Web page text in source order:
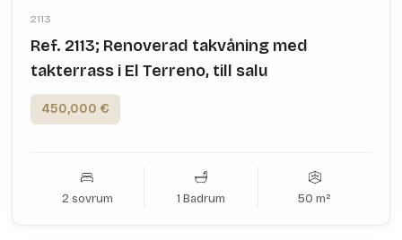
2113
Ref. 2113; Renoverad takvåning med
takterrass i El Terreno, till salu
450,000 €
2 sovrum 1 Badrum 50 m²